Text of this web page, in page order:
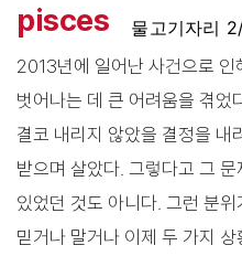
pisces
물고기자리
2013년에 일어난 사건으로 인
벗어나는 데 큰 어려움을 겪었
결코 내리지 않았을 결정을 내
받으며 살았다. 그렇다고 그
있었던 것도 아니다. 그런 분
믿거나 말거나 이제 두 가지